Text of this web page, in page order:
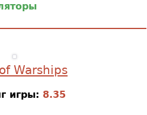
Warships
игры: 8.35